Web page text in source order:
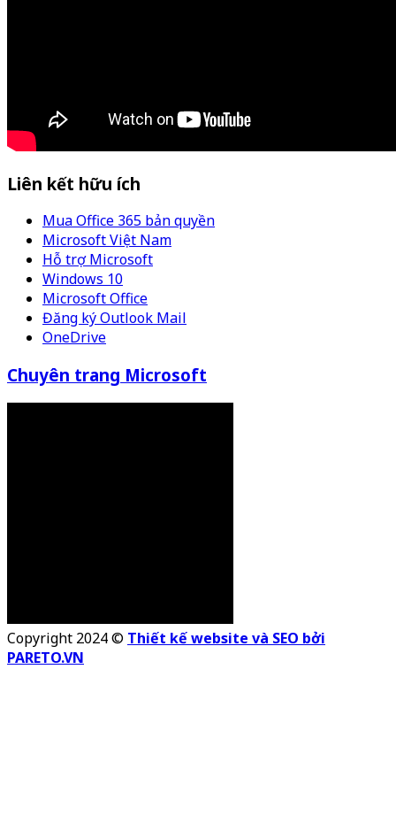
Liên kết hữu ích
Mua Office 365 bản quyền
Microsoft Việt Nam
Hỗ trợ Microsoft
Windows 10
Microsoft Office
Đăng ký Outlook Mail
OneDrive
Chuyên trang Microsoft
Copyright 2024 © Thiết kế website và SEO bởi
PARETO.VN